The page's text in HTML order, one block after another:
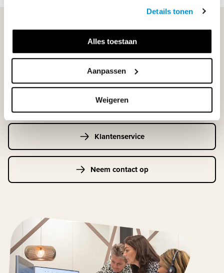
Details tonen
Alles toestaan
Aanpassen
Weigeren
WIJ STAAN VOOR JE KLAAR!
Maandag t/m vrijdag | 08.00 - 17.00 uur
Klantenservice
Neem contact op